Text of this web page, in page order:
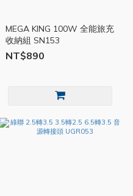
MEGA KING 100W 全能旅充
收納組 SN153
NT$890